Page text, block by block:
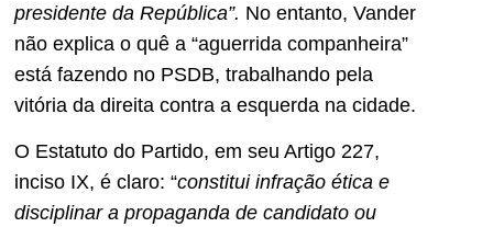
presidente da República”. No entanto, Vander
não explica o quê a “aguerrida companheira”
está fazendo no PSDB, trabalhando pela
vitória da direita contra a esquerda na cidade.
O Estatuto do Partido, em seu Artigo 227,
inciso IX, é claro: “constitui infração ética e
disciplinar a propaganda de candidato ou